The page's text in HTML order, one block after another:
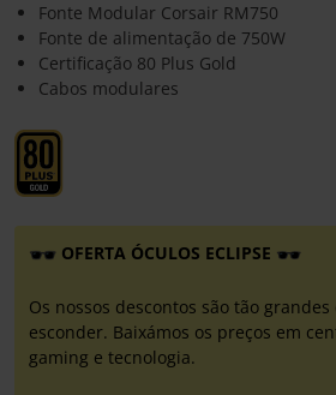
Fonte Modular Corsair RM750
Fonte de alimentação de 750W
Certificação 80 Plus Gold
Cabos modulares
OFERTA ÓCULOS ECLIPSE
Os nossos descontos são tão
esconder. Baixámos os preços em
gaming e tecnologia.